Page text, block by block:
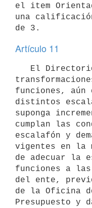
el item
una
Artículo 11
funciones, aún
distintos
suponga
cumplan las
escalafón y
vigentes en la
de adecuar la
funciones a
del ente,
de la Oficina
Presupuesto y